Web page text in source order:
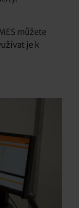
můžete
je k